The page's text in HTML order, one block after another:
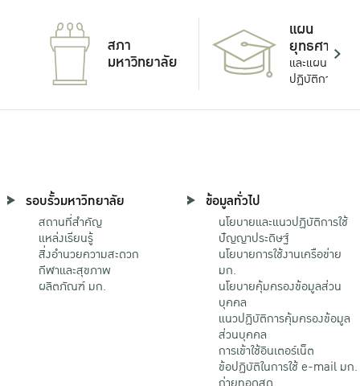
สภา
มหาวิทยาลัย
แผน
ยุทธศาสตร์
และแผน
ปฏิบัติการ
รอบรั้วมหาวิทยาลัย
สถานที่สำคัญ
แหล่งเรียนรู้
สิ่งอำนวยความสะดวก
กีฬาและสุขภาพ
ผลิตภัณฑ์ มก.
ข้อมูลทั่วไป
นโยบายและแนวปฏิบัติการใช้
ปัญญาประดิษฐ์
นโยบายการใช้งานเครือข่าย
มก.
นโยบายคุ้มครองข้อมูลส่วน
บุคคล
แนวปฏิบัติการคุ้มครองข้อมูล
ส่วนบุคคล
การเข้าใช้อินเตอร์เน็ต
ข้อปฏิบัติในการใช้ e-mail มก.